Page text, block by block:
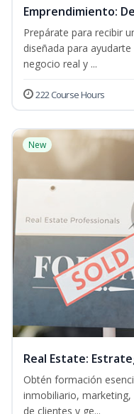
Emprendimiento:
Prepárate para recibir
diseñada para
negocio real y ...
222 Course Hours
New
Real Estate:
Obtén formación
inmobiliario,
de clientes y ge...